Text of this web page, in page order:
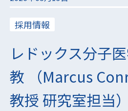
採用情報
レドックス分子
教 （Marcus
教授 研究室担当